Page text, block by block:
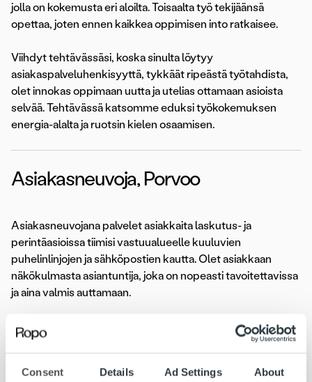
Consent Details Ad Settings About
jolla on kokemusta eri aloilta. Toisaalta työ tekijäänsä
opettaa, joten ennen kaikkea oppimisen into ratkaisee.
Viihdyt tehtävässäsi, koska sinulta löytyy
asiakaspalveluhenkisyyttä, tykkäät ripeästä työtahdista,
olet innokas oppimaan uutta ja utelias ottamaan asioista
selvää. Tehtävässä katsomme eduksi työkokemuksen
energia-alalta ja ruotsin kielen osaamisen.
Asiakasneuvoja, Porvoo
Asiakasneuvojana palvelet asiakkaita laskutus- ja
perintäasioissa tiimisi vastuualueelle kuuluvien
puhelinlinjojen ja sähköpostien kautta. Olet asiakkaan
näkökulmasta asiantuntija, joka on nopeasti tavoitettavissa
ja aina valmis auttamaan.
Hakuaika 11.4.2018 asti